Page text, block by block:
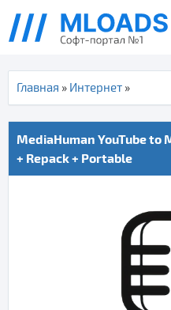
Главная » Интернет »
MediaHuman YouTube to
+ Repack + Portable